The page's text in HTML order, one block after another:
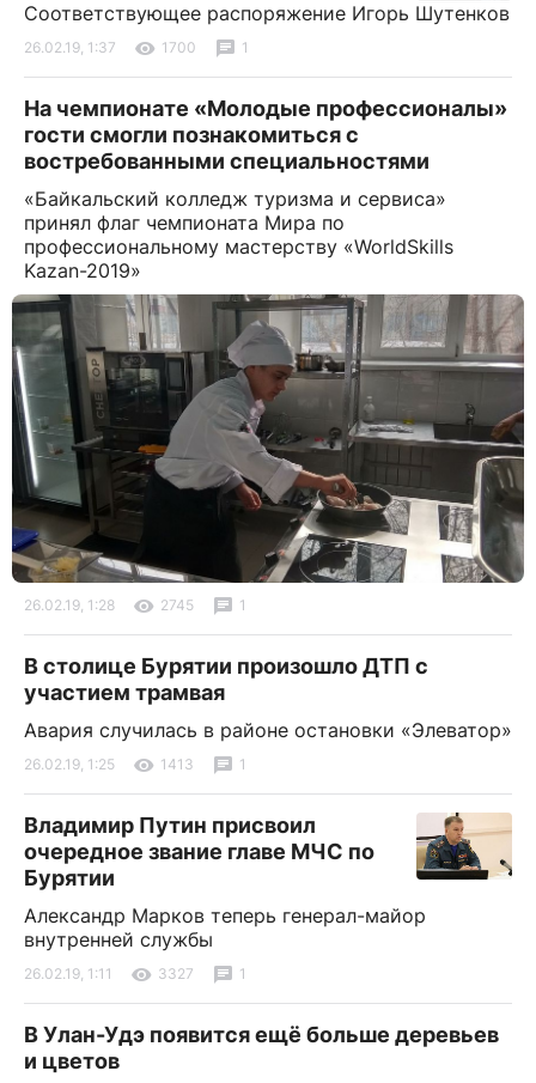
Соответствующее распоряжение Игорь Шутенков
26.02.19, 1:37 1700 1
На чемпионате «Молодые профессионалы»
гости смогли познакомиться с
востребованными специальностями
«Байкальский колледж туризма и сервиса»
принял флаг чемпионата Мира по
профессиональному мастерству «WorldSkills
Kazan-2019»
26.02.19, 1:28 2745 1
В столице Бурятии произошло ДТП с
участием трамвая
Авария случилась в районе остановки «Элеватор»
26.02.19, 1:25 1413 1
Владимир Путин присвоил
очередное звание главе МЧС по
Бурятии
Александр Марков теперь генерал-майор
внутренней службы
26.02.19, 1:11 3327 1
В Улан-Удэ появится ещё больше деревьев
и цветов